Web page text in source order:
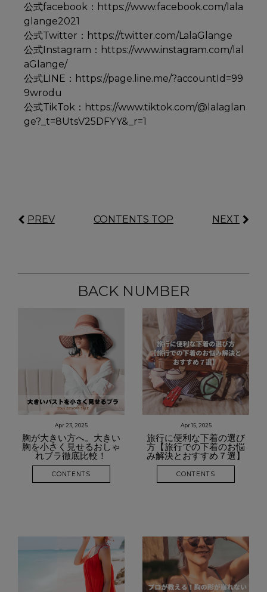
公式facebook： https://www.facebook.com/lala
glange2021
公式Twitter： https://twitter.com/LalaGlange
公式Instagram： https://www.instagram.com/lal
aGlange/
公式LINE： https://page.line.me/?accountId=99
9wrodu
公式TikTok： https://www.tiktok.com/@lalaglan
ge?_t=8UtsV25DFYY&_r=1
PREV CONTENTS TOP NEXT
BACK NUMBER
Apr 23, 2025
胸が大きい方へ。大きい
胸を小さく見せるおしゃ
れブラ徹底比較！
CONTENTS
Apr 15, 2025
旅行に便利な下着の選び
方【旅行での下着のお悩
み解決とおすすめ７選】
CONTENTS